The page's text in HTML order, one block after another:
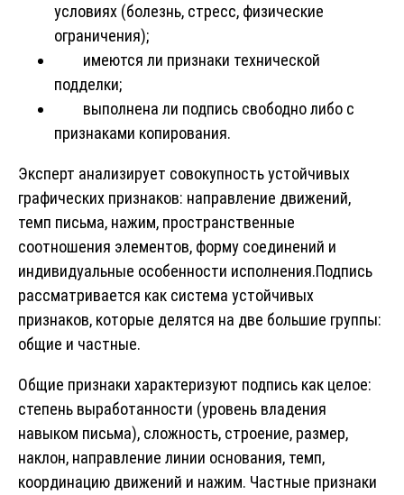
условиях (болезнь, стресс, физические
ограничения);
имеются ли признаки технической
подделки;
выполнена ли подпись свободно либо с
признаками копирования.
Эксперт анализирует совокупность устойчивых
графических признаков: направление движений,
темп письма, нажим, пространственные
соотношения элементов, форму соединений и
индивидуальные особенности исполнения.Подпись
рассматривается как система устойчивых
признаков, которые делятся на две большие группы:
общие и частные.
Общие признаки характеризуют подпись как целое:
степень выработанности (уровень владения
навыком письма), сложность, строение, размер,
наклон, направление линии основания, темп,
координацию движений и нажим. Частные признаки